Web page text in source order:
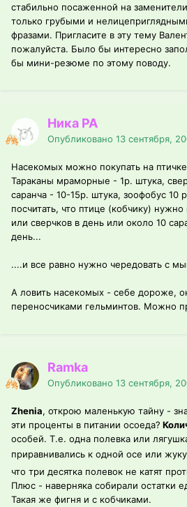
стабильно посаженной на
только грубыми и
фразами. Пригласите в эту тему
пожалуйста. Было бы интересно
бы мини-резюме по этому поводу.
Ника РА
Опубликовано 13 сентября,
Насекомых можно покупать на
Тараканы мраморные - 1р. штука,
саранча - 10-15р. штука, зоофобус 10
посчитать, что птице (кобчику)
или сверчков в день или около 10
день...
....и все равно нужно чередовать с
А ловить насекомых - себе дороже,
переносчиками гельминтов. Можно
Ramka
Опубликовано 13 сентября,
Zhenia, открою маленькую тайну -
эти проценты в питании осоеда?
особей. Т.е. одна полевка или
приравнивались к одной осе или жуку
что три десятка полевок не катят
Плюс - наверняка собирали остатки
Такая же фигня и с кобчиками.